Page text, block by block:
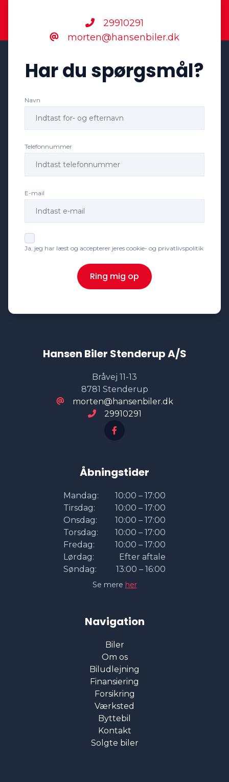
29910291
morten@hansenbiler.dk
Har du spørgsmål?
Navn
Telefonnummer
E-mail
Ja, jeg har læst og accepterer jeres cookie- og privatlivspolitik
Ring mig op
Hansen Biler Stenderup A/S
Bråvej 11-13
8781 Stenderup
morten@hansenbiler.dk
29910291
Åbningstider
Mandag:
10:00 – 17:00
Tirsdag:
10:00 – 17:00
Onsdag:
10:00 – 17:00
Torsdag:
10:00 – 17:00
Fredag:
10:00 – 17:00
Lørdag:
Efter aftale
Søndag:
13:00 – 16:00
Se mere her
Navigation
Biler
Om os
Biludlejning
Finansiering
Forsikring
Værksted
Byttebil
Kontakt
Solgte biler